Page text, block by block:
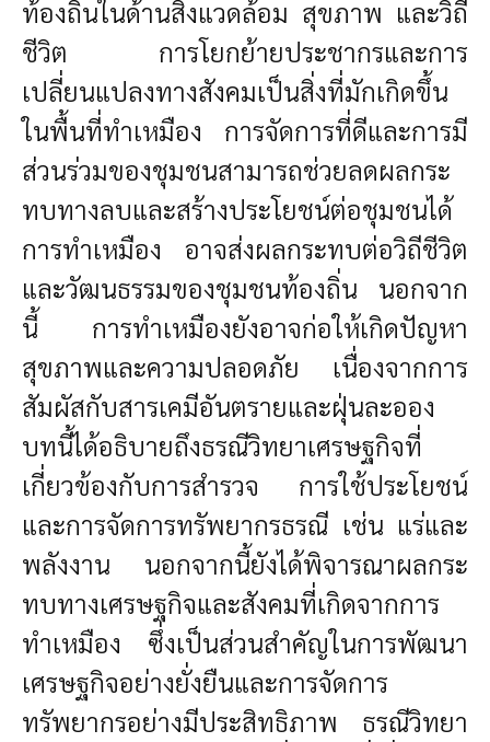
ท้องถิ่นในด้านสิ่งแวดล้อม สุขภาพ และวิถี
ชีวิต การโยกย้ายประชากรและการ
เปลี่ยนแปลงทางสังคมเป็นสิ่งที่มักเกิดขึ้น
ในพื้นที่ทำเหมือง การจัดการที่ดีและการมี
ส่วนร่วมของชุมชนสามารถช่วยลดผลกระ
ทบทางลบและสร้างประโยชน์ต่อชุมชนได้
การทำเหมือง อาจส่งผลกระทบต่อวิถีชีวิต
และวัฒนธรรมของชุมชนท้องถิ่น นอกจาก
นี้ การทำเหมืองยังอาจก่อให้เกิดปัญหา
สุขภาพและความปลอดภัย เนื่องจากการ
สัมผัสกับสารเคมีอันตรายและฝุ่นละออง
บทนี้ได้อธิบายถึงธรณีวิทยาเศรษฐกิจที่
เกี่ยวข้องกับการสำรวจ การใช้ประโยชน์
และการจัดการทรัพยากรธรณี เช่น แร่และ
พลังงาน นอกจากนี้ยังได้พิจารณาผลกระ
ทบทางเศรษฐกิจและสังคมที่เกิดจากการ
ทำเหมือง ซึ่งเป็นส่วนสำคัญในการพัฒนา
เศรษฐกิจอย่างยั่งยืนและการจัดการ
ทรัพยากรอย่างมีประสิทธิภาพ ธรณีวิทยา